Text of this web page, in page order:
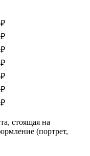
стоящая на
(портрет,